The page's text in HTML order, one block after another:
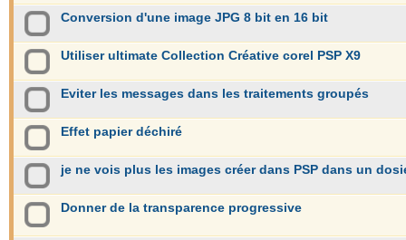
Conversion d'une image JPG 8 bit en 16 bit
Utiliser ultimate Collection Créative corel PSP X9
Eviter les messages dans les traitements groupés
Effet papier déchiré
je ne vois plus les images créer dans PSP dans un
Donner de la transparence progressive